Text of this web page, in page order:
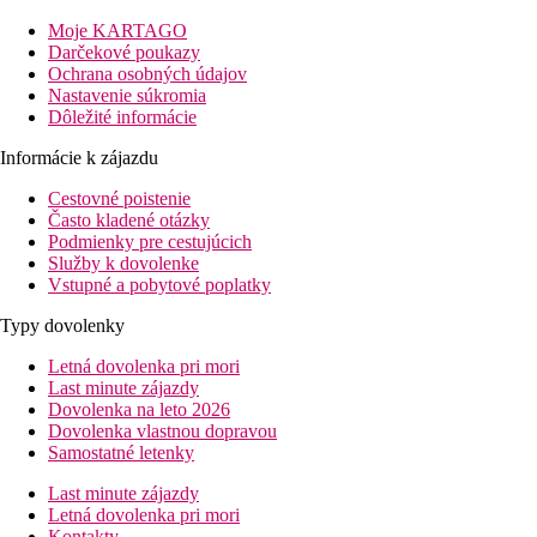
Vzdialenosť
pláže: 50 m cez záhradu
letisko: 33 km
centrá: 0.8 km
nákupných možností: 800 m
Popis izby
kúpeľňa/WC (sušič vlasov)
klimatizácia
TV/sat.
telefón
chladnička
vyššie uvedené vybavenie)
Dvojposteľová izba, Výhľad mora:
Popis hotela
zmenáreň
trezor za poplatok
Moje KARTAGO
Darčekové poukazy
Ochrana osobných údajov
Nastavenie súkromia
Dôležité informácie
Informácie k zájazdu
Cestovné poistenie
Často kladené otázky
Podmienky pre cestujúcich
Služby k dovolenke
Vstupné a pobytové poplatky
Typy dovolenky
Letná dovolenka pri mori
Last minute zájazdy
Dovolenka na leto 2026
Dovolenka vlastnou dopravou
Samostatné letenky
Last minute zájazdy
Letná dovolenka pri mori